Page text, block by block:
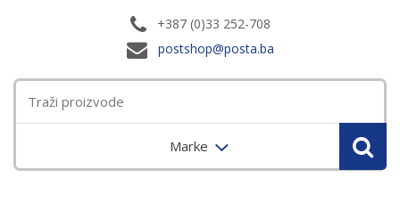
+387 (0)33 252-708
postshop@posta.ba
Marke